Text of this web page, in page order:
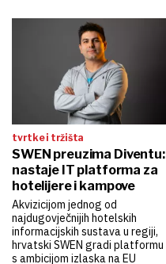
tvrtke i tržišta
SWEN preuzima Diventu:
nastaje IT platforma za
hotelijere i kampove
Akvizicijom jednog od
najdugovječnijih hotelskih
informacijskih sustava u regiji,
hrvatski SWEN gradi platformu
s ambicijom izlaska na EU